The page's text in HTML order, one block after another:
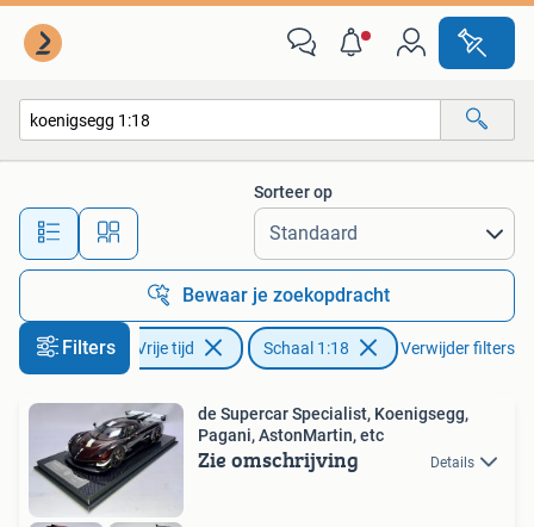
Alle afstanden…
Sorteer op
Bewaar je zoekopdracht
Filters
Hobby en Vrije tijd Schaal 1:18 Verwijder filters
de Supercar Specialist, Koenigsegg,
Pagani, AstonMartin, etc
Zie omschrijving Details